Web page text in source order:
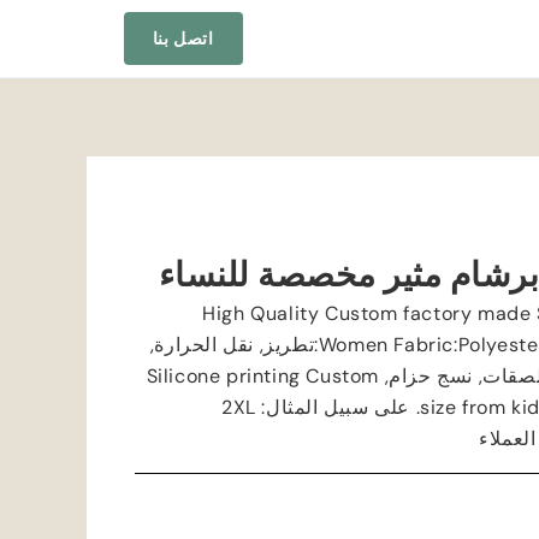
اتصل بنا
مثير مخصصة للنساء
High Quality Custom factory made
Women Fabric:
:تطريز, نقل الحرارة,
نسج حزام, Silicone printing Custom
size from. على سبيل المثال: 2 XL